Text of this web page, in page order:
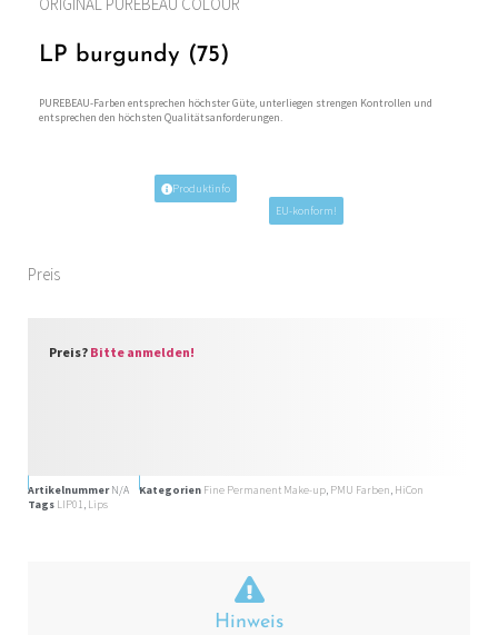
LP burgundy (75)
PUREBEAU-Farben entsprechen höchster Güte, unterliegen strengen Kontrollen und
entsprechen den höchsten Qualitätsanforderungen.
Produktinfo
EU-konform!
Preis
Preis? Bitte anmelden!
ArtikelnummerN/A Kategorien Fine Permanent Make-up, PMU Farben, HiCon
Tags LIP01, Lips
Hinweis